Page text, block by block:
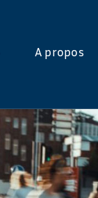
A propos